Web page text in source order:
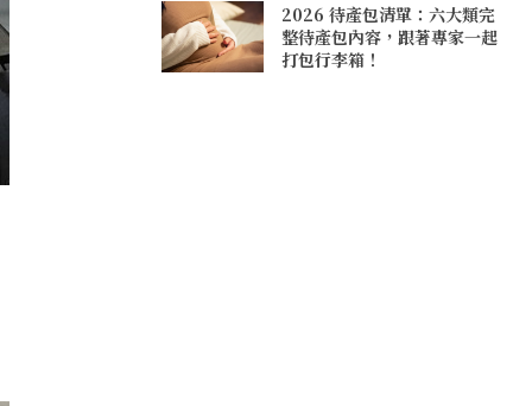
2026 待產包清單：六大類完
整待產包內容，跟著專家一起
打包行李箱！